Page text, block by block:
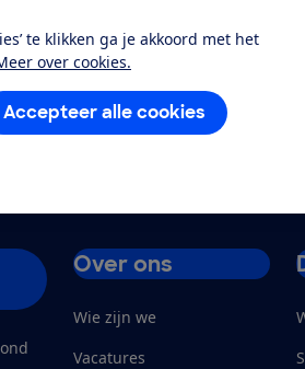
te klikken ga je akkoord met het
over cookies.
Accepteer alle cookies
Over ons
Wie zijn we
Vacatures